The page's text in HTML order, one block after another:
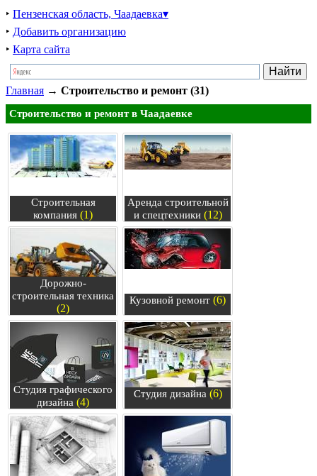
‣ Пензенская область, Чаадаевка▾
‣ Добавить организацию
‣ Карта сайта
Главная → Строительство и ремонт (31)
Строительство и ремонт в Чаадаевке
Строительная
компания (1)
Аренда строительной
и спецтехники(12)
Дорожно-
строительная техника
(2)
Кузовной ремонт (6)
Студия графического
дизайна (4)
Студия дизайна (6)